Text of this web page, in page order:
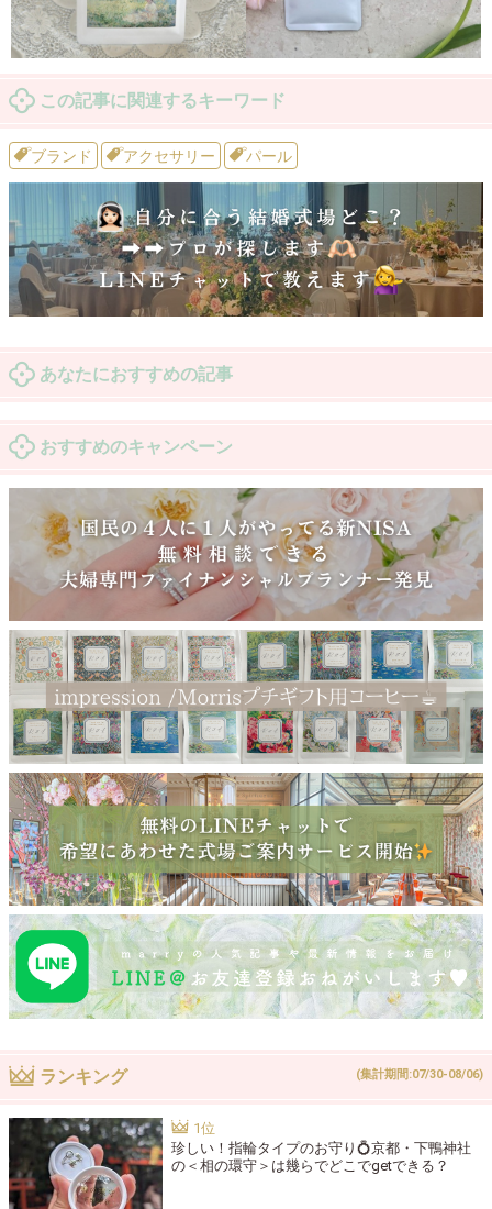
この記事に関連するキーワード
ブランド アクセサリー パール
あなたにおすすめの記事
おすすめのキャンペーン
ランキング (集計期間:07/30-08/06)
珍しい！指輪タイプのお守り💍京都・下鴨神社
の＜相の環守＞は幾らでどこでgetできる？